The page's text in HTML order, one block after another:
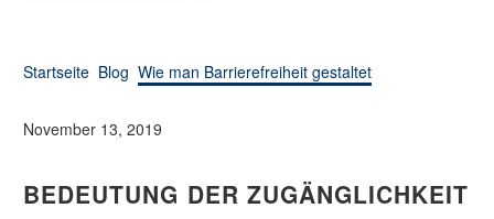
Startseite Blog Wie man Barrierefreiheit gestaltet
November 13, 2019
BEDEUTUNG DER ZUGÄNGLICHKEIT